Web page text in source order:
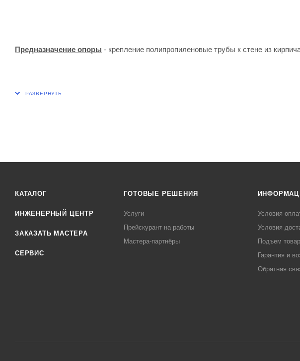
Предназначение опоры - крепление полипропиленовые трубы к стене из
КАТАЛОГ
ИНЖЕНЕРНЫЙ ЦЕНТР
ЗАКАЗАТЬ МАСТЕРА
СЕРВИС
ГОТОВЫЕ РЕШЕНИЯ
Услуги
Прейскурант на работы
Мастера-партнёры
Условия
Условия
Подъем
Гарантия и
Обратная